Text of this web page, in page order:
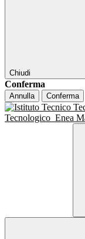
Chiudi
Conferma
Annulla Conferma
Tecnologico Enea